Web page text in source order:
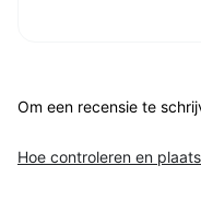
Om een recensie te
Hoe controleren en